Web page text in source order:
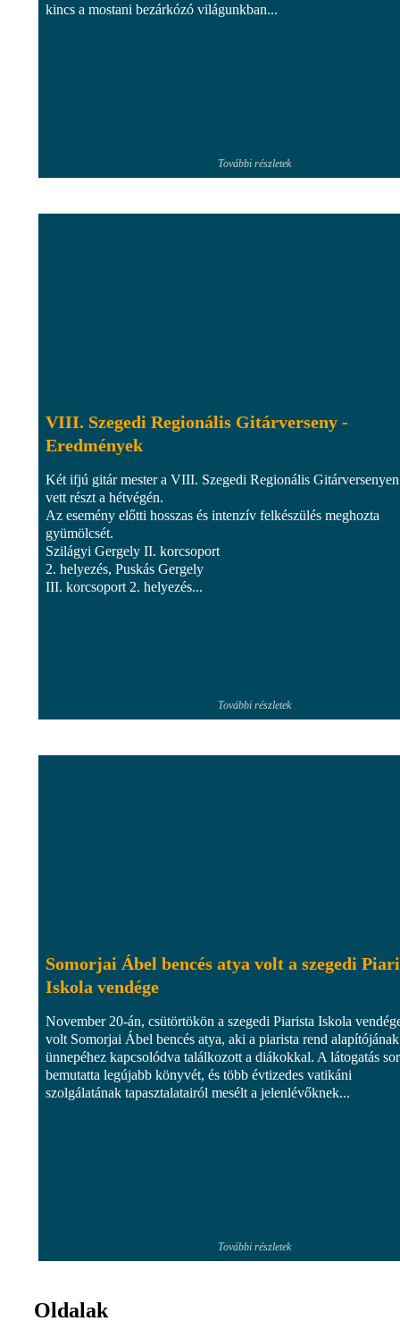
kincs a mostani bezárkózó világunkban...
További részletek
VIII. Szegedi Regionális Gitárverseny -
Eredmények
Két ifjú gitár mester a VIII. Szegedi Regionális Gitárversenyen
vett részt a hétvégén.
Az esemény előtti hosszas és intenzív felkészülés meghozta
gyümölcsét.
Szilágyi Gergely II. korcsoport
2. helyezés, Puskás Gergely
III. korcsoport 2. helyezés...
További részletek
Somorjai Ábel bencés atya volt a szegedi
Iskola vendége
November 20-án, csütörtökön a szegedi Piarista Iskola
volt Somorjai Ábel bencés atya, aki a piarista rend alapítójának
ünnepéhez kapcsolódva találkozott a diákokkal. A látogatás
bemutatta legújabb könyvét, és több évtizedes vatikáni
szolgálatának tapasztalatairól mesélt a jelenlévőknek...
További részletek
Oldalak